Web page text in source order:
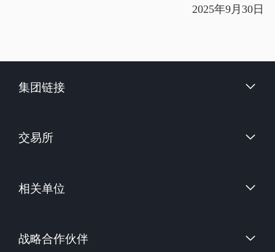
2025年9月30日
集团链接
交易所
中国金融期货交易所
大连商品交易所
相关单位
中国期货业协会
战略合作伙伴